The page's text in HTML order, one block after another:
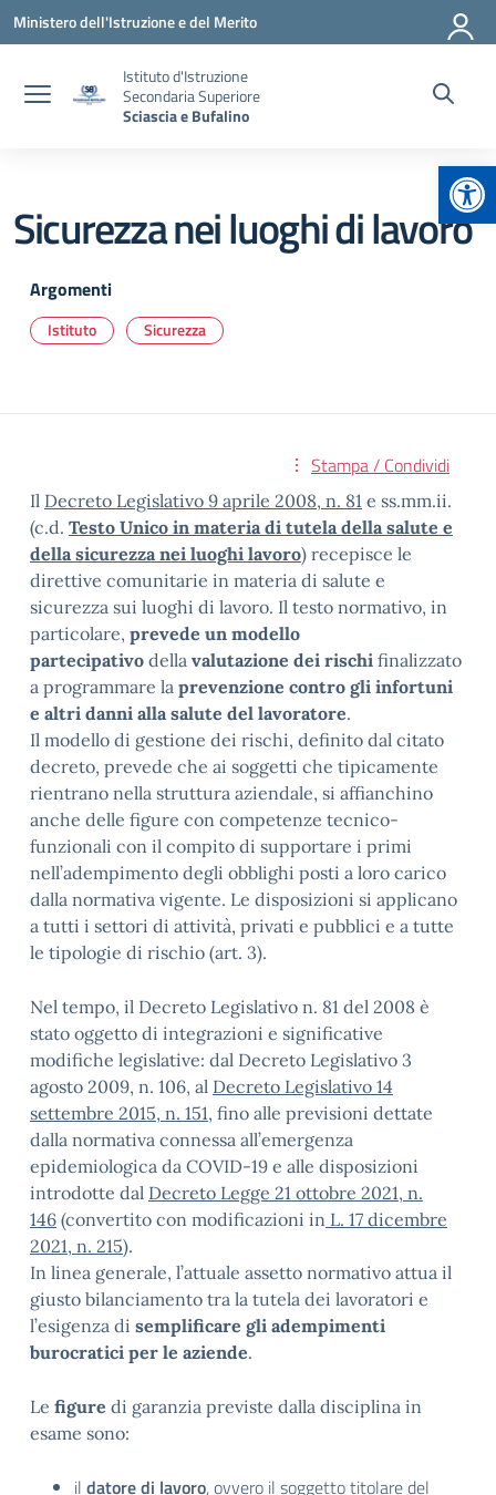
Vai ai contenuti
Vai al menu di navigazione
Vai al footer
Ministero dell'Istruzione e del Merito
Istituto d'Istruzione
Secondaria Superiore
Sciascia e Bufalino
Sicurezza nei luoghi di lavoro
Argomenti
Istituto Sicurezza
Stampa / Condividi
Il Decreto Legislativo 9 aprile 2008, n. 81 e ss.mm.ii.
(c.d. Testo Unico in materia di tutela della salute e
della sicurezza nei luoghi lavoro) recepisce le
direttive comunitarie in materia di salute e
sicurezza sui luoghi di lavoro. Il testo normativo, in
particolare, prevede un modello
partecipativo della valutazione dei rischi finalizzato
a programmare la prevenzione contro gli infortuni
e altri danni alla salute del lavoratore.
Il modello di gestione dei rischi, definito dal citato
decreto, prevede che ai soggetti che tipicamente
rientrano nella struttura aziendale, si affianchino
anche delle figure con competenze tecnico-
funzionali con il compito di supportare i primi
nell’adempimento degli obblighi posti a loro carico
dalla normativa vigente. Le disposizioni si applicano
a tutti i settori di attività, privati e pubblici e a tutte
le tipologie di rischio (art. 3).
Nel tempo, il Decreto Legislativo n. 81 del 2008 è
stato oggetto di integrazioni e significative
modifiche legislative: dal Decreto Legislativo 3
agosto 2009, n. 106, al Decreto Legislativo 14
settembre 2015, n. 151, fino alle previsioni dettate
dalla normativa connessa all’emergenza
epidemiologica da COVID-19 e alle disposizioni
introdotte dal Decreto Legge 21 ottobre 2021, n.
146 (convertito con modificazioni in L. 17 dicembre
2021, n. 215).
In linea generale, l’attuale assetto normativo attua il
giusto bilanciamento tra la tutela dei lavoratori e
l’esigenza di semplificare gli adempimenti
burocratici per le aziende.
Le figure di garanzia previste dalla disciplina in
esame sono:
il datore di lavoro, ovvero il soggetto titolare del